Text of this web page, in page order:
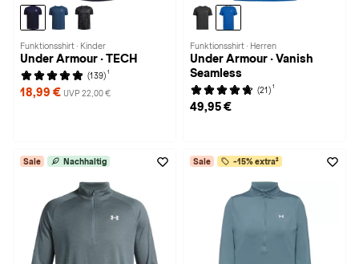
Funktionsshirt · Kinder
Under Armour · TECH
(139) 1
18,99 € UVP 22,00 €
Funktionsshirt · Herren
Under Armour · Vanish
Seamless
(21) 1
49,95 €
Sale Nachhaltig Sale -15% extra²